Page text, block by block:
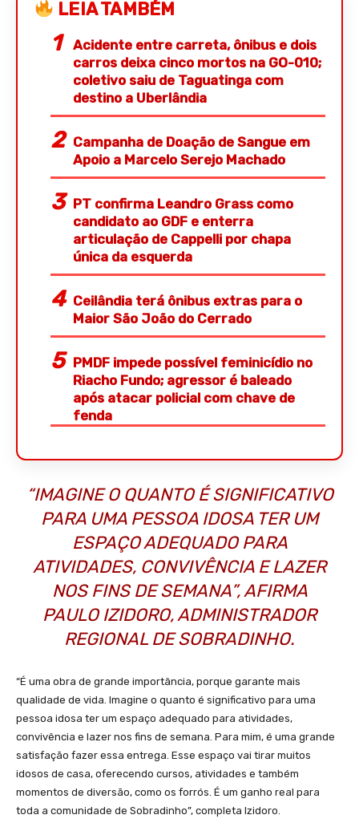
LEIA TAMBÉM
Acidente entre carreta, ônibus e dois
carros deixa cinco mortos na GO-010;
coletivo saiu de Taguatinga com
destino a Uberlândia
Campanha de Doação de Sangue em
Apoio a Marcelo Serejo Machado
PT confirma Leandro Grass como
candidato ao GDF e enterra
articulação de Cappelli por chapa
única da esquerda
Ceilândia terá ônibus extras para o
Maior São João do Cerrado
PMDF impede possível feminicídio no
Riacho Fundo; agressor é baleado
após atacar policial com chave de
fenda
“IMAGINE O QUANTO É SIGNIFICATIVO
PARA UMA PESSOA IDOSA TER UM
ESPAÇO ADEQUADO PARA
ATIVIDADES, CONVIVÊNCIA E LAZER
NOS FINS DE SEMANA”, AFIRMA
PAULO IZIDORO, ADMINISTRADOR
REGIONAL DE SOBRADINHO.
“É uma obra de grande importância, porque garante mais
qualidade de vida. Imagine o quanto é significativo para uma
pessoa idosa ter um espaço adequado para atividades,
convivência e lazer nos fins de semana. Para mim, é uma grande
satisfação fazer essa entrega. Esse espaço vai tirar muitos
idosos de casa, oferecendo cursos, atividades e também
momentos de diversão, como os forrós. É um ganho real para
toda a comunidade de Sobradinho”, completa Izidoro.